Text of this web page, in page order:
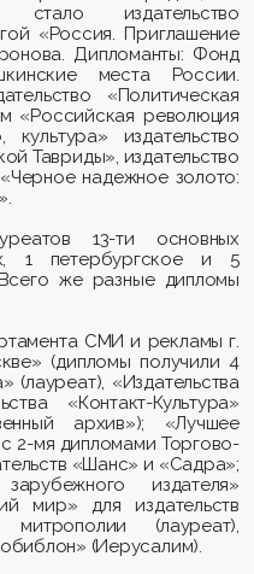
стало издательство
«Россия. Приглашение
Дипломанты: Фонд
места России.
«Политическая
«Российская революция
издательство
Тавриды», издательство
надежное золото:
13-ти основных
1 петербургское и 5
Всего же разные дипломы
СМИ и рекламы г.
(дипломы получили 4
(лауреат), «Издательства
«Контакт-Культура»
архив»); «Лучшее
2-мя дипломами Торгово-
«Шанс» и «Садра»;
издателя»
мир» для издательств
(лауреат),
(Иерусалим).